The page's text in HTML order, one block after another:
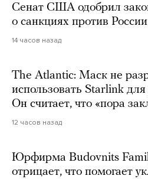
Сенат США одобрил
о санкциях против России
14 часов назад
The Atlantic: Маск не
использовать Starlink
Он считает, что «пора
12 часов назад
Юрфирма Budovnits
отрицает, что помогает